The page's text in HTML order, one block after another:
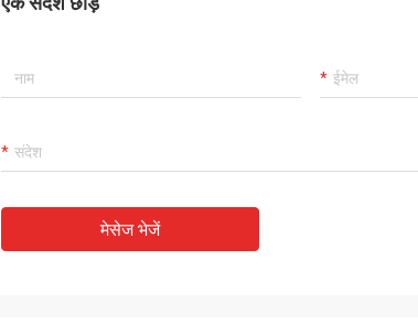
मेसेज भेजें